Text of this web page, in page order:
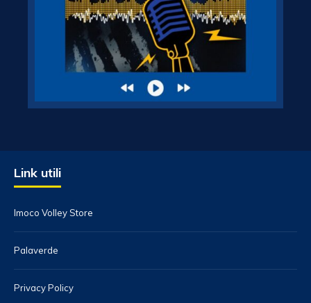
Link utili
Imoco Volley Store
Palaverde
Privacy Policy